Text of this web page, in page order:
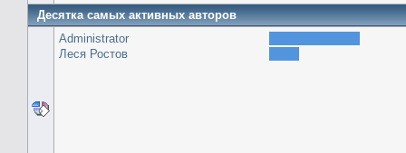
Десятка самых активных авторов
Administrator
Леся Ростов